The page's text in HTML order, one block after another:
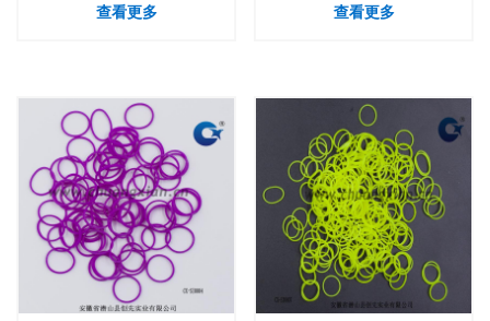
查看更多 查看更多